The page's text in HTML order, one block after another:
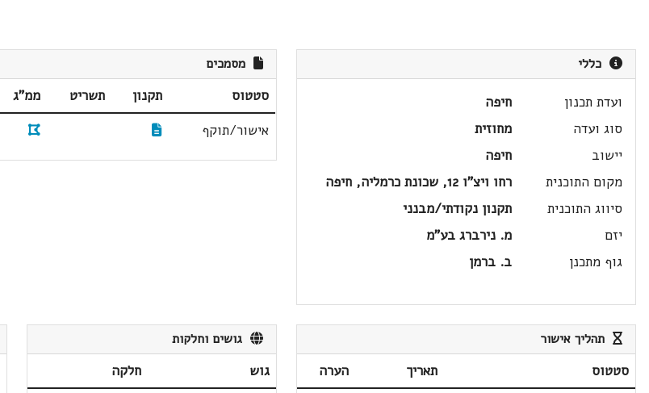
כללי
ועדת תכנון
חיפה
סוג ועדה
מחוזית
יישוב
חיפה
מקום התוכנית
רחו ויצ"ו 12, שכונת כרמליה, חיפה
סיווג התוכנית
תקנון נקודתי/מבנני
יזם
מ. נירברג בע"מ
גוף מתכנן
ב. ברמן
מסמכים
סטטוס תקנון תשריט ממ"ג
אישור/תוקף
תהליך אישור
סטטוס תאריך
הערה
גושים וחלקות
גוש
חלקה